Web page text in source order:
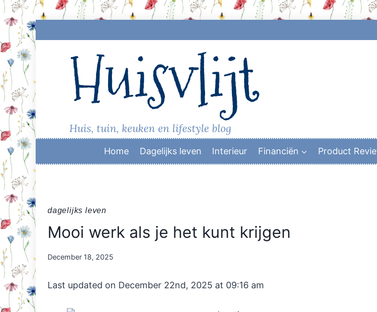
Skip
to
Huisvlijt
Huis, tuin, keuken en lifestyle blog
Home Dagelijks leven Interieur Financiën Product
dagelijks leven
Mooi werk als je het kunt krijgen
By
December 18, 2025
Last updated on December 22nd, 2025 at 09:16 am